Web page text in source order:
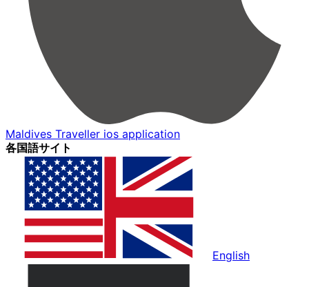
Maldives Traveller ios application
各国語サイト
English